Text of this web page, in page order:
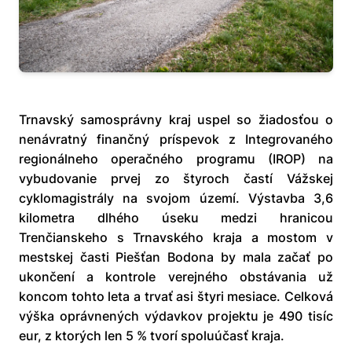
Trnavský samosprávny kraj uspel so žiadosťou o
nenávratný finančný príspevok z Integrovaného
regionálneho operačného programu (IROP) na
vybudovanie prvej zo štyroch častí Vážskej
cyklomagistrály na svojom území. Výstavba 3,6
kilometra dlhého úseku medzi hranicou
Trenčianskeho s Trnavského kraja a mostom v
mestskej časti Piešťan Bodona by mala začať po
ukončení a kontrole verejného obstávania už
koncom tohto leta a trvať asi štyri mesiace. Celková
výška oprávnených výdavkov projektu je 490 tisíc
eur, z ktorých len 5 % tvorí spoluúčasť kraja.